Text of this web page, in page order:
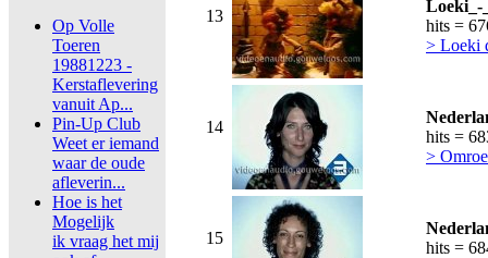
Op Volle
Toeren
19881223 -
Kerstaflevering
vanuit Ap...
Pin-Up Club
Weet er iemand
waar de oude
afleverin...
Hoe is het
Mogelijk
ik vraag het mij
13
Loeki_-
hits =
> Loeki
14
hits =
>
15
hits =